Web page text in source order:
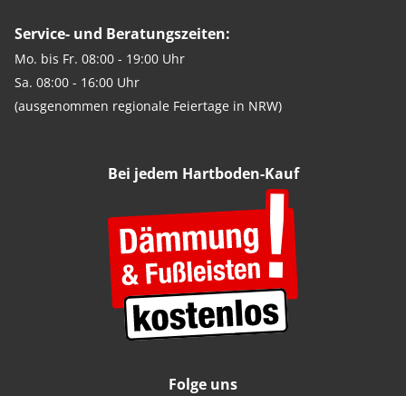
Service- und Beratungszeiten:
Mo. bis Fr. 08:00 - 19:00 Uhr
Sa. 08:00 - 16:00 Uhr
(ausgenommen regionale Feiertage in NRW)
Bei jedem Hartboden-Kauf
Folge uns